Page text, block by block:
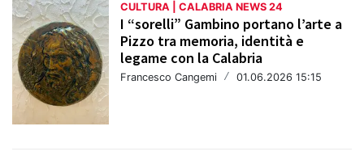
CULTURA | CALABRIA NEWS 24
I “sorelli” Gambino portano l’arte a
Pizzo tra memoria, identità e
legame con la Calabria
Francesco Cangemi / 01.06.2026 15:15